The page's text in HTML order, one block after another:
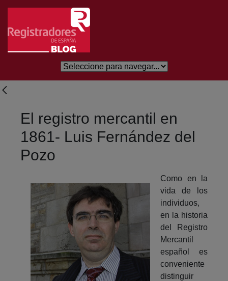
Salta al contingut principal
El registro mercantil en
1861- Luis Fernández del
Pozo
Como en la
vida de los
individuos,
en la historia
del Registro
Mercantil
español es
conveniente
distinguir